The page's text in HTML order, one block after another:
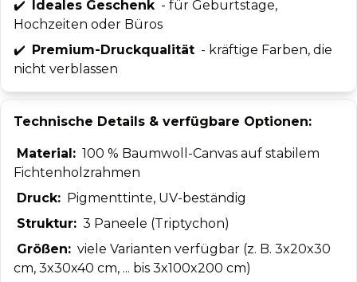
✔️ Ideales Geschenk - für Geburtstage,
Hochzeiten oder Büros
✔️ Premium-Druckqualität - kräftige Farben, die
nicht verblassen
Technische Details & verfügbare Optionen:
Material: 100 % Baumwoll-Canvas auf stabilem
Fichtenholzrahmen
Druck: Pigmenttinte, UV-beständig
Struktur: 3 Paneele (Triptychon)
Größen: viele Varianten verfügbar (z. B. 3x20x30
cm, 3x30x40 cm, ... bis 3x100x200 cm)